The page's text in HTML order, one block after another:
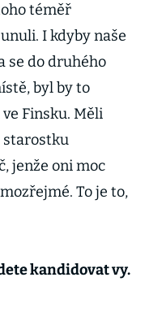
téměř
I kdyby naše
se do druhého
byl by to
Finsku. Měli
starostku
jenže oni moc
To je to,
kandidovat vy.